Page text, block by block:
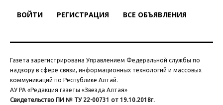
ВОЙТИ РЕГИСТРАЦИЯ ВСЕ ОБЪЯВЛЕНИЯ
Газета зарегистрирована Управлением Федеральной службы по
надзору в сфере связи, информационных технологий и массовых
коммуникаций по Республике Алтай.
АУ РА «Редакция газеты «Звезда Алтая»
Свидетельство ПИ № ТУ 22-00731 от 19.10.2018г.